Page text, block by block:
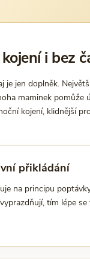
i bez
je jen doplněk.
maminek pomůže
kojení, klidnější
přikládání
na principu
tím lépe